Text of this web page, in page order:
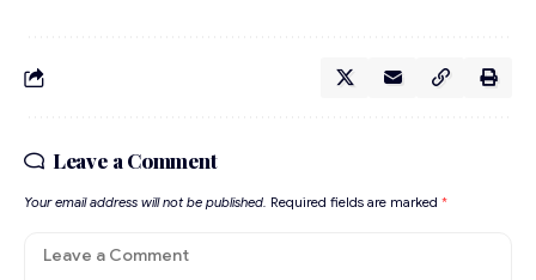
Leave a Comment
Your email address will not be published. Required fields are marked *